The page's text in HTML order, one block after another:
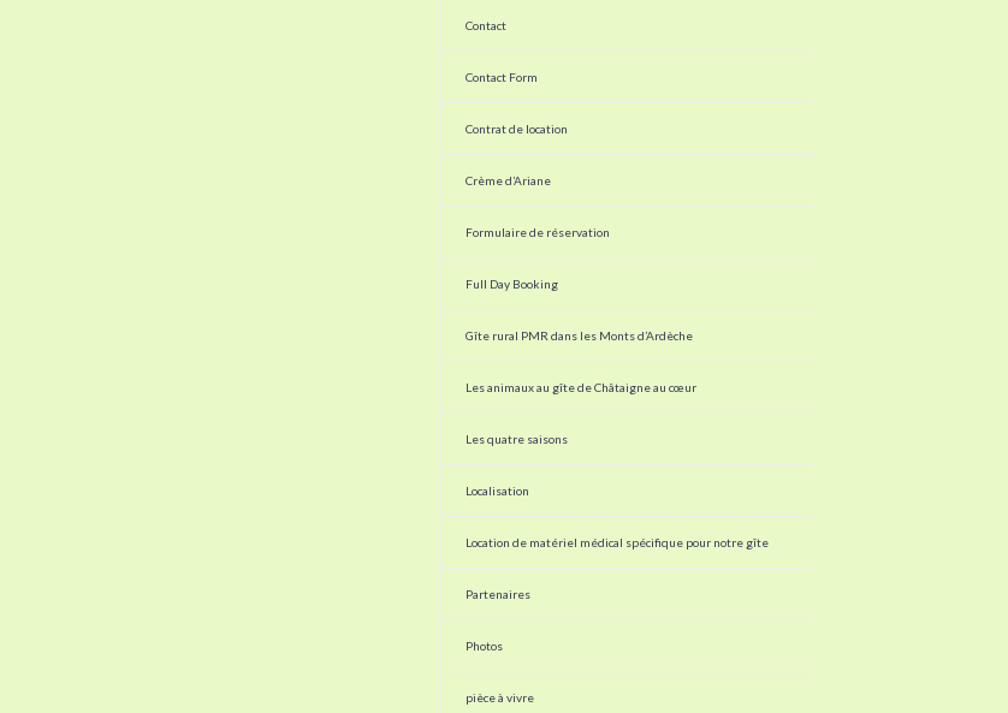
Contact
Contact Form
Contrat de location
Crème d’Ariane
Formulaire de réservation
Full Day Booking
Gîte rural PMR dans les Monts d’Ardèche
Les animaux au gîte de Châtaigne au cœur
Les quatre saisons
Localisation
Location de matériel médical spécifique pour notre gîte
Partenaires
Photos
pièce à vivre